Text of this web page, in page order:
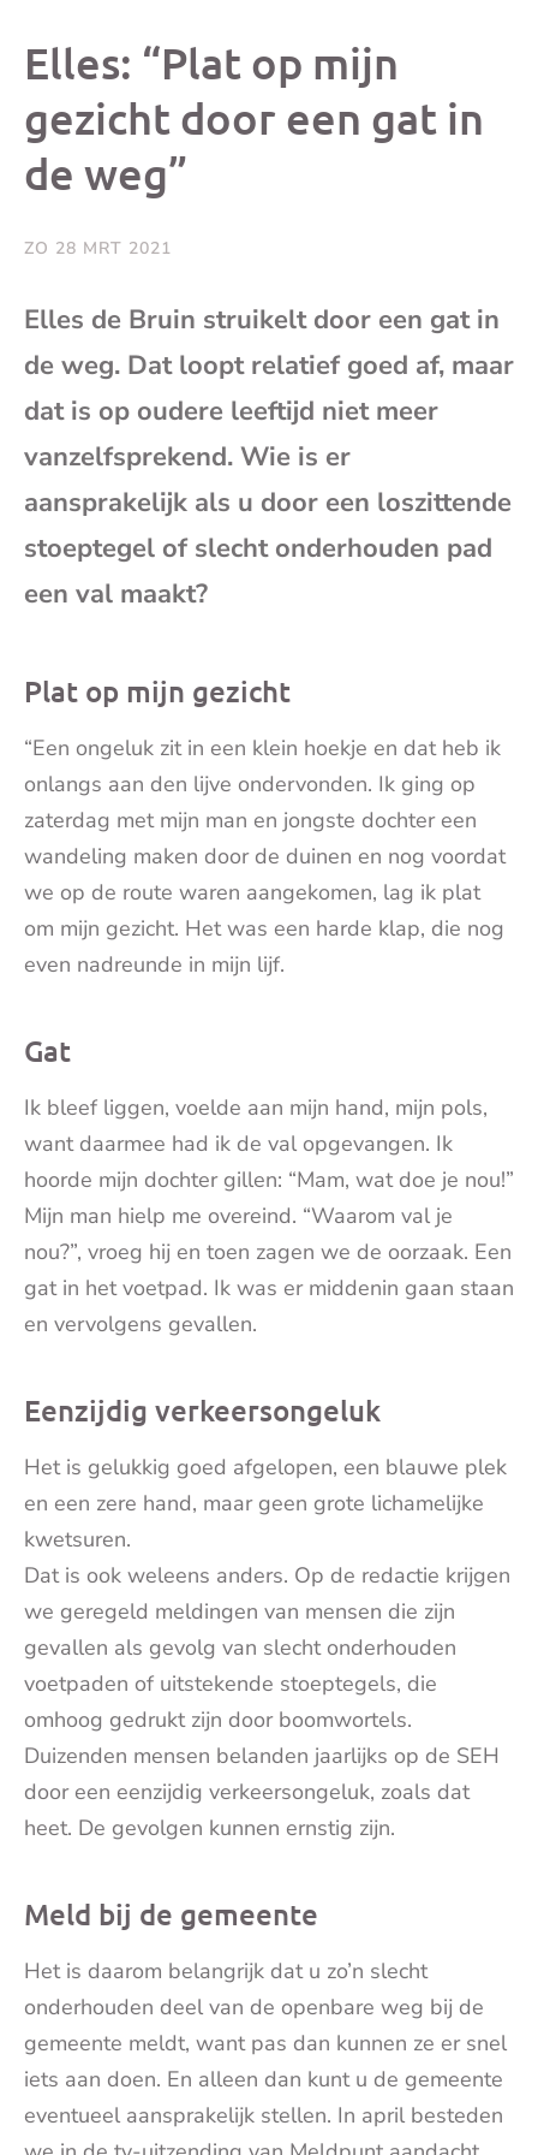
berichtbericht
e-
Elles: “Plat op mijn
gezicht door een gat in
de weg”
ZO 28 MRT 2021
Elles de Bruin struikelt door een gat in
de weg. Dat loopt relatief goed af, maar
dat is op oudere leeftijd niet meer
vanzelfsprekend. Wie is er
aansprakelijk als u door een loszittende
stoeptegel of slecht onderhouden pad
een val maakt?
Plat op mijn gezicht
“Een ongeluk zit in een klein hoekje en dat heb ik
onlangs aan den lijve ondervonden. Ik ging op
zaterdag met mijn man en jongste dochter een
wandeling maken door de duinen en nog voordat
we op de route waren aangekomen, lag ik plat
om mijn gezicht. Het was een harde klap, die nog
even nadreunde in mijn lijf.
Gat
Ik bleef liggen, voelde aan mijn hand, mijn pols,
want daarmee had ik de val opgevangen. Ik
hoorde mijn dochter gillen: “Mam, wat doe je nou!”
Mijn man hielp me overeind. “Waarom val je
nou?”, vroeg hij en toen zagen we de oorzaak. Een
gat in het voetpad. Ik was er middenin gaan staan
en vervolgens gevallen.
Eenzijdig verkeersongeluk
Het is gelukkig goed afgelopen, een blauwe plek
en een zere hand, maar geen grote lichamelijke
kwetsuren.
Dat is ook weleens anders. Op de redactie krijgen
we geregeld meldingen van mensen die zijn
gevallen als gevolg van slecht onderhouden
voetpaden of uitstekende stoeptegels, die
omhoog gedrukt zijn door boomwortels.
Duizenden mensen belanden jaarlijks op de SEH
door een eenzijdig verkeersongeluk, zoals dat
heet. De gevolgen kunnen ernstig zijn.
Meld bij de gemeente
Het is daarom belangrijk dat u zo’n slecht
onderhouden deel van de openbare weg bij de
gemeente meldt, want pas dan kunnen ze er snel
iets aan doen. En alleen dan kunt u de gemeente
eventueel aansprakelijk stellen. In april besteden